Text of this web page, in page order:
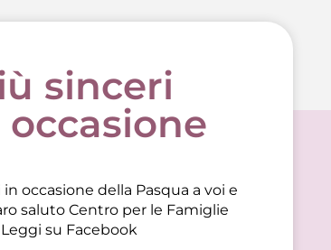
sinceri
occasione della Pasqua a voi e
saluto Centro per le Famiglie
Leggi su Facebook